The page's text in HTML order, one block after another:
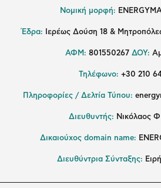
Νομική μορφή:
Έδρα: Ιερέως Δούση 18 &
ΑΦΜ: 801550267 ΔΟΥ:
Τηλέφωνο: +30 210
Πληροφορίες / Δελτία Τύπου:
Διευθυντής: Νικόλαος
Δικαιούχος domain name:
Διευθύντρια Σύνταξης: